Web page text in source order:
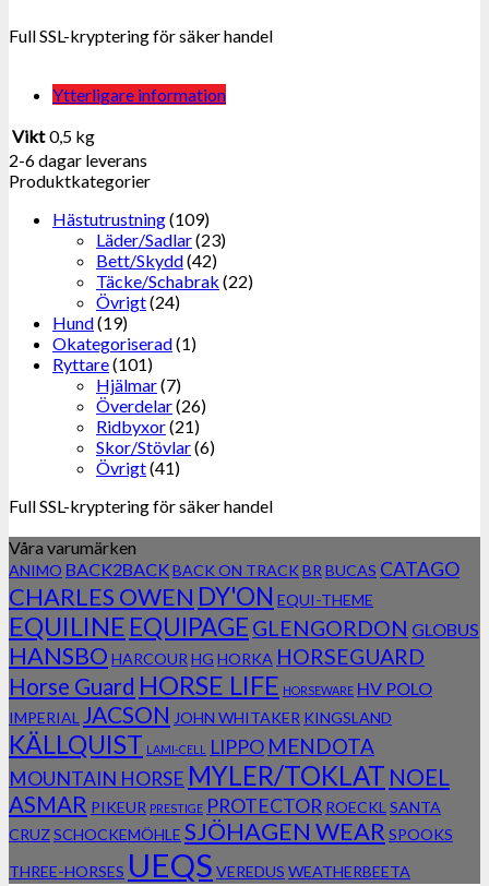
Full SSL-kryptering för säker handel
Ytterligare information
Vikt 0,5 kg
2-6 dagar leverans
Produktkategorier
Hästutrustning(109)
Läder/Sadlar(23)
Bett/Skydd(42)
Täcke/Schabrak (22)
Övrigt(24)
Hund(19)
Okategoriserad(1)
Ryttare(101)
Hjälmar(7)
Överdelar(26)
Ridbyxor(21)
Skor/Stövlar(6)
Övrigt(41)
Full SSL-kryptering för säker handel
Våra varumärken
ANIMO BACK2BACKBACK ON TRACK BR BUCAS CATAGO
CHARLES OWEN DY'ON EQUI-THEME
EQUILINE EQUIPAGE GLENGORDON GLOBUS
HANSBO HARCOUR HG HORKA HORSEGUARD
Horse Guard HORSE LIFE HORSEWARE HV POLO
IMPERIAL JACSON JOHN WHITAKER KINGSLAND
KÄLLQUIST LAMI-CELL LIPPO MENDOTA
MOUNTAIN HORSE MYLER/TOKLAT NOEL
ASMAR PIKEUR PRESTIGE PROTECTOR ROECKL SANTA
CRUZSCHOCKEMÖHLE SJÖHAGEN WEAR SPOOKS
THREE-HORSES UEQS VEREDUS WEATHERBEETA